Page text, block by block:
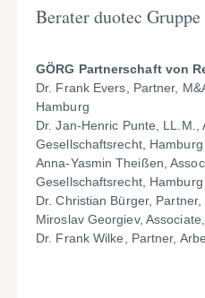
Berater duotec Gruppe
GÖRG Partnerschaft von
Dr. Frank Evers, Partner,
Hamburg
Dr. Jan-Henric Punte, LL.M.,
Gesellschaftsrecht, Hamburg
Anna-Yasmin Theißen,
Gesellschaftsrecht, Hamburg
Dr. Christian Bürger,
Miroslav Georgiev,
Dr. Frank Wilke, Partner,